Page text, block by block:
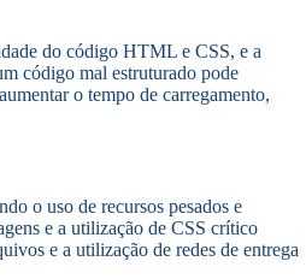
do código HTML e CSS, e a
código mal estruturado pode
o tempo de carregamento,
o uso de recursos pesados e
e a utilização de CSS crítico
e a utilização de redes de entrega